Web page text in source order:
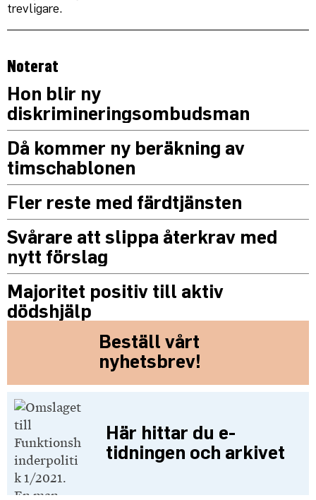
trevligare.
Noterat
Hon blir ny
diskrimineringsombudsman
Då kommer ny beräkning av
timschablonen
Fler reste med färdtjänsten
Svårare att slippa återkrav med
nytt förslag
Majoritet positiv till aktiv
dödshjälp
Beställ vårt
nyhetsbrev!
Här hittar du e-
tidningen och arkivet